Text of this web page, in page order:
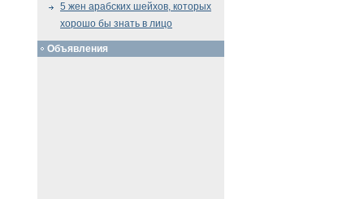
5 жен арабских шейхов, которых
хорошо бы знать в лицо
Объявления